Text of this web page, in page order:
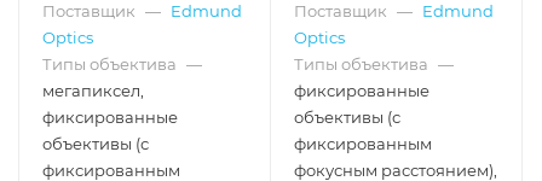
мм
Поставщик — Edmund
Optics
Типы объектива —
мегапиксел,
фиксированные
объективы (с
фиксированным
мм
Поставщик — Edmund
Optics
Типы объектива —
фиксированные
объективы (с
фиксированным
фокусным расстоянием),